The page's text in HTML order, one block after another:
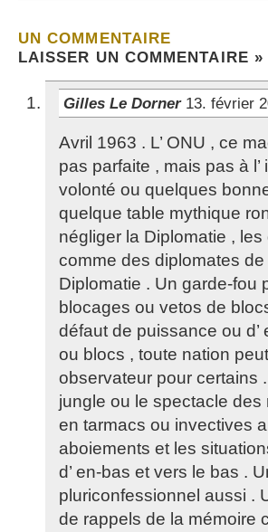
UN COMMENTAIRE
LAISSER UN COMMENTAIRE »
Gilles Le Dorner 13. février
Avril 1963 . L’ ONU , ce
pas parfaite , mais pas à
volonté ou quelques
quelque table mythique
négliger la Diplomatie ,
comme des diplomates
Diplomatie . Un garde-fou
blocages ou vetos de
défaut de puissance ou d’
ou blocs , toute nation
observateur pour certains
jungle ou le spectacle
en tarmacs ou invectives
aboiements et les
d’ en-bas et vers le bas .
pluriconfessionnel aussi .
de rappels de la mémoire